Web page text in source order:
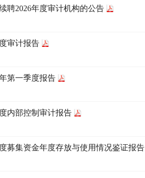
聘2026年度审计机构的公告
审计报告
第一季度报告
内部控制审计报告
募集资金年度存放与使用情况鉴证报告